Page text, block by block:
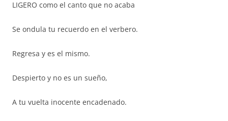
LIGERO como el canto que no acaba
Se ondula tu recuerdo en el verbero.
Regresa y es el mismo.
Despierto y no es un sueño,
A tu vuelta inocente encadenado.